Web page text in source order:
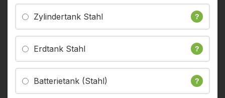
Zylindertank Stahl ?
Erdtank Stahl ?
Batterietank (Stahl) ?